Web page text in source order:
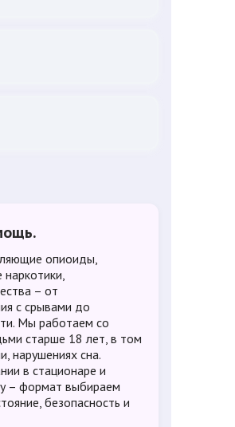
опиоиды,
наркотики,
– от
с срывами до
Мы работаем со
старше 18 лет, в том
нарушениях сна.
в стационаре и
– формат выбираем
безопасность и